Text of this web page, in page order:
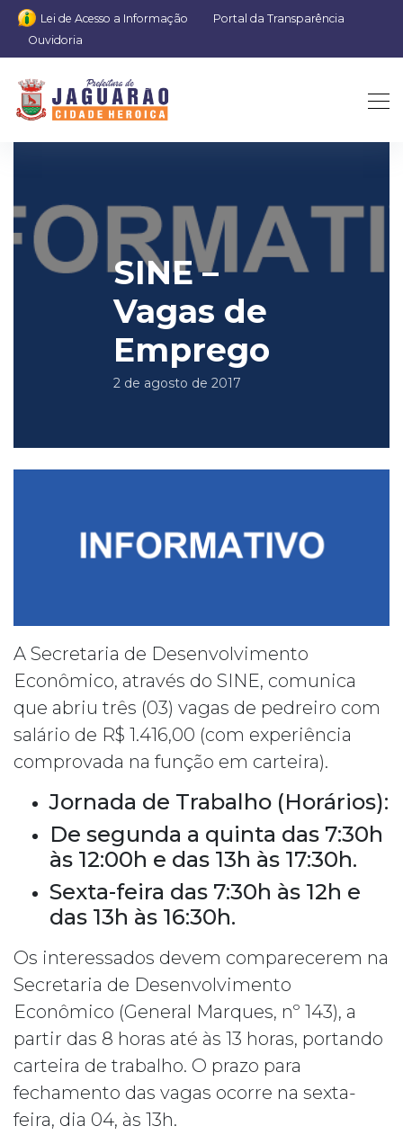
Lei de Acesso a Informação
Portal da Transparência
Ouvidoria
SINE –
Vagas de
Emprego
2 de agosto de 2017
A Secretaria de Desenvolvimento
Econômico, através do SINE, comunica
que abriu três (03) vagas de pedreiro com
salário de R$ 1.416,00 (com experiência
comprovada na função em carteira).
Jornada de Trabalho (Horários):
De segunda a quinta das 7:30h
às 12:00h e das 13h às 17:30h.
Sexta-feira das 7:30h às 12h e
das 13h às 16:30h.
Os interessados devem comparecerem na
Secretaria de Desenvolvimento
Econômico (General Marques, nº 143), a
partir das 8 horas até às 13 horas, portando
carteira de trabalho. O prazo para
fechamento das vagas ocorre na sexta-
feira, dia 04, às 13h.